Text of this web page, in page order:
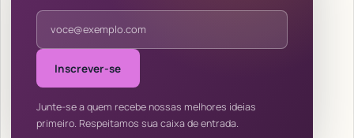
Endereço de e-mail
Inscrever-se
Junte-se a quem recebe nossas melhores ideias
primeiro. Respeitamos sua caixa de entrada.